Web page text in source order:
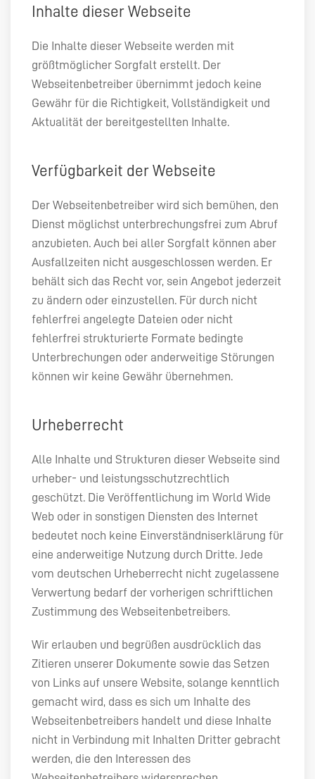
Inhalte dieser Webseite
Die Inhalte dieser Webseite werden mit
größtmöglicher Sorgfalt erstellt. Der
Webseitenbetreiber übernimmt jedoch keine
Gewähr für die Richtigkeit, Vollständigkeit und
Aktualität der bereitgestellten Inhalte.
Verfügbarkeit der Webseite
Der Webseitenbetreiber wird sich bemühen, den
Dienst möglichst unterbrechungsfrei zum Abruf
anzubieten. Auch bei aller Sorgfalt können aber
Ausfallzeiten nicht ausgeschlossen werden. Er
behält sich das Recht vor, sein Angebot jederzeit
zu ändern oder einzustellen. Für durch nicht
fehlerfrei angelegte Dateien oder nicht
fehlerfrei strukturierte Formate bedingte
Unterbrechungen oder anderweitige Störungen
können wir keine Gewähr übernehmen.
Urheberrecht
Alle Inhalte und Strukturen dieser Webseite sind
urheber- und leistungsschutzrechtlich
geschützt. Die Veröffentlichung im World Wide
Web oder in sonstigen Diensten des Internet
bedeutet noch keine Einverständniserklärung für
eine anderweitige Nutzung durch Dritte. Jede
vom deutschen Urheberrecht nicht zugelassene
Verwertung bedarf der vorherigen schriftlichen
Zustimmung des Webseitenbetreibers.
Wir erlauben und begrüßen ausdrücklich das
Zitieren unserer Dokumente sowie das Setzen
von Links auf unsere Website, solange kenntlich
gemacht wird, dass es sich um Inhalte des
Webseitenbetreibers handelt und diese Inhalte
nicht in Verbindung mit Inhalten Dritter gebracht
werden, die den Interessen des